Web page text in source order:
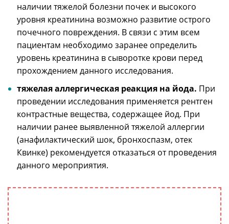
наличии тяжелой болезни почек и высокого
уровня креатинина возможно развитие острого
почечного повреждения. В связи с этим всем
пациентам необходимо заранее определить
уровень креатинина в сыворотке крови перед
прохождением данного исследования.
тяжелая аллергическая реакция на йода. При
проведении исследования применяется рентген
контрастные вещества, содержащее йод. При
наличии ранее выявленной тяжелой аллергии
(анафилактический шок, бронхоспазм, отек
Квинке) рекомендуется отказаться от проведения
данного мероприятия.